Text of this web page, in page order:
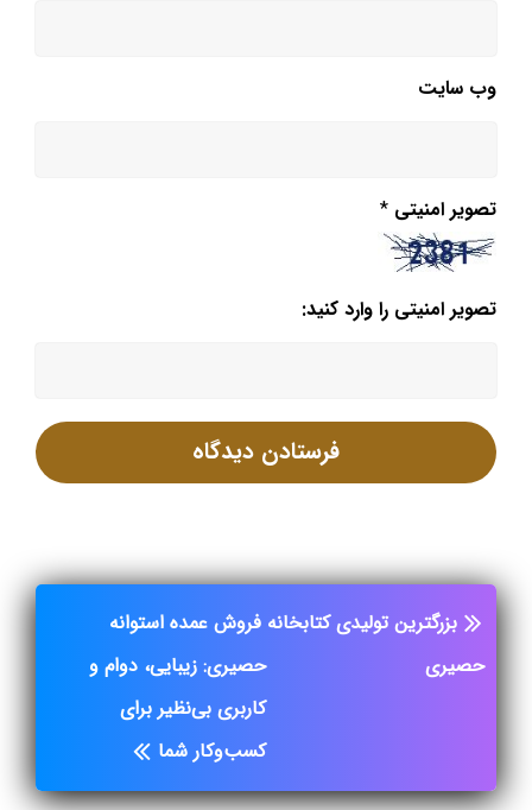
وب‌ سایت
تصویر امنیتی *
تصویر امنیتی را وارد کنید:
بزرگترین تولیدی کتابخانه
حصیری
فروش عمده استوانه
حصیری: زیبایی، دوام و
کاربری بی‌نظیر برای
کسب‌وکار شما